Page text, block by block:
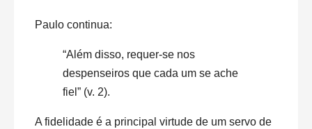
Paulo continua:
“Além disso, requer-se nos
despenseiros que cada um se ache
fiel” (v. 2).
A fidelidade é a principal virtude de um servo de